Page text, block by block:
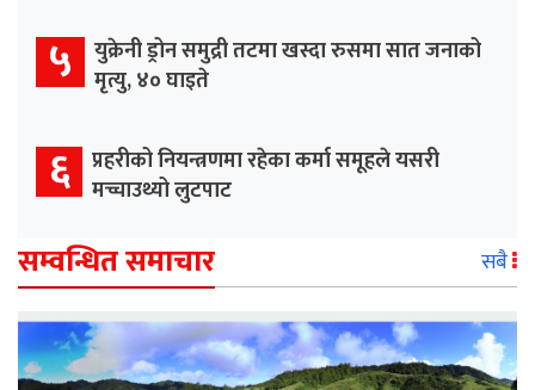
५ युक्रेनी ड्रोन समुद्री तटमा खस्दा रुसमा सात जनाको
मृत्यु, ४० घाइते
६ प्रहरीको नियन्त्रणमा रहेका कर्मा समूहले यसरी
मच्चाउथ्यो लुटपाट
सम्वन्धित समाचार सबै